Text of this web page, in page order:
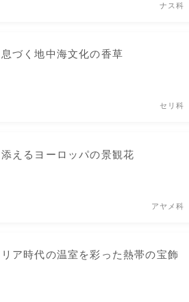
ナス科
づく地中海文化の香草
セリ科
えるヨーロッパの景観花
アヤメ科
ア時代の温室を彩った熱帯の宝飾